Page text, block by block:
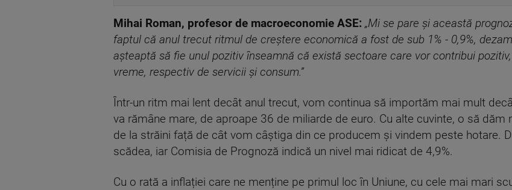
Mihai Roman, profesor de macroeconomie ASE: „Mi se pare și această
faptul că anul trecut ritmul de creștere economică a fost de sub 1% - 0,9%,
așteaptă să fie unul pozitiv înseamnă că există sectoare care vor contribui
vreme, respectiv de servicii și consum.”
Într-un ritm mai lent decât anul trecut, vom continua să importăm mai mult
va rămâne mare, de aproape 36 de miliarde de euro. Cu alte cuvinte, o să
de la străini față de cât vom câștiga din ce producem și vindem peste hotare.
scădea, iar Comisia de Prognoză indică un nivel mai ridicat de 4,9%.
Cu o rată a inflației care ne menține pe primul loc în Uniune, cu cele mai mari